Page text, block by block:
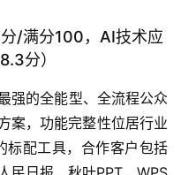
分/满分100，AI技术应
分）
强的全能型、全流程公众
案，功能完整性位居行业
标配工具，合作客户包括